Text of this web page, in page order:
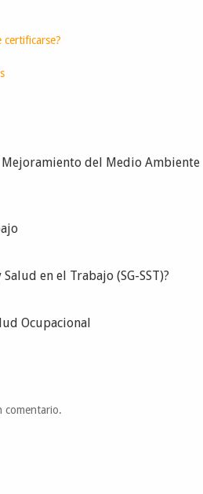
certificarse?
del Medio
en el Trabajo (SG-SST)?
Ocupacional
comentario.